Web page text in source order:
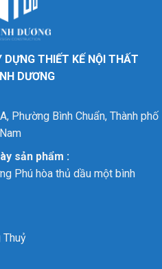
THIẾT KẾ NỘI THẤT
DƯƠNG
Phường Bình Chuẩn, Thành phố
sản phẩm :
Phú hòa thủ dầu một bình
Thuỷ